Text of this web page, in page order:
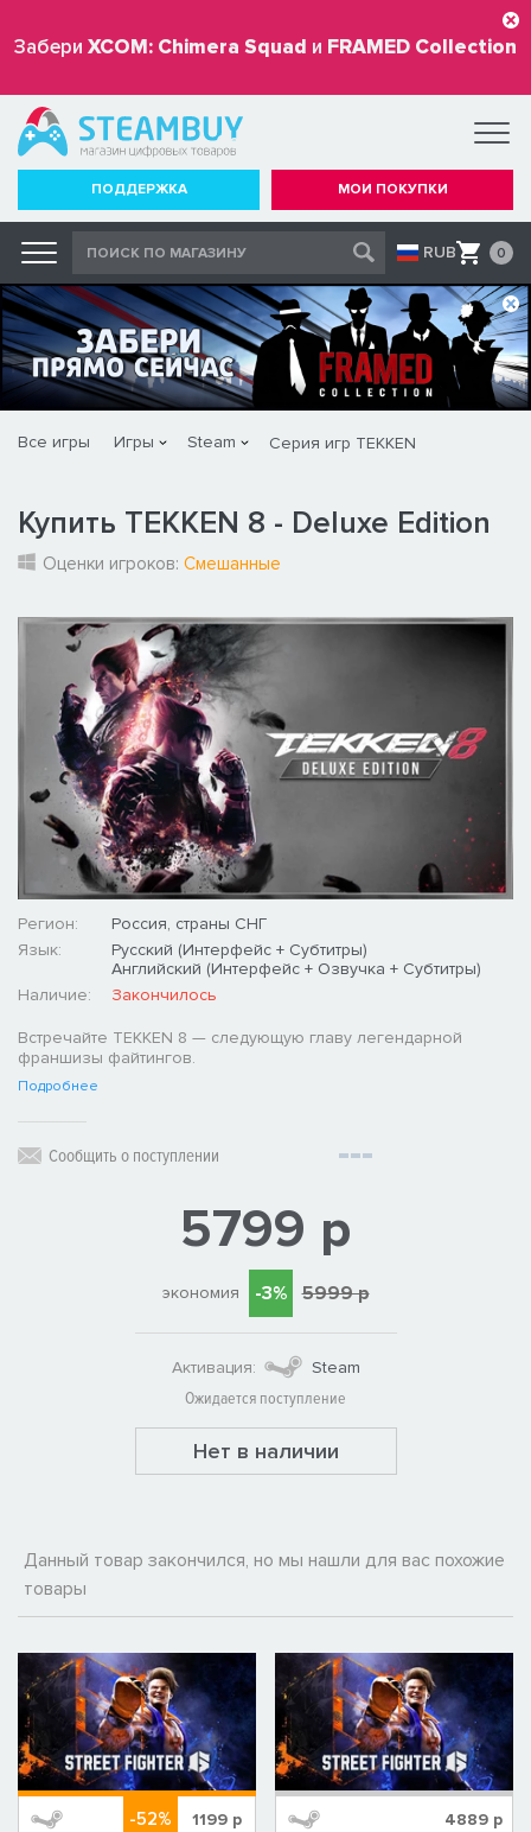
Забери XCOM: Chimera Squad и FRAMED Collection
бесплатно
ПОДДЕРЖКА МОИ ПОКУПКИ
RUB 0
Все игры Игры Steam Серия игр TEKKEN
Купить TEKKEN 8 - Deluxe Edition
Оценки игроков: Смешанные
Регион:
Россия, страны СНГ
Язык:
Русский (Интерфейс + Субтитры)
Английский (Интерфейс + Озвучка + Субтитры)
Наличие:
Закончилось
Встречайте TEKKEN 8 — следующую главу легендарной
франшизы файтингов.
Подробнее
Сообщить о поступлении
5799 р
экономия -3% 5999 р
Активация:
Steam
Ожидается поступление
Нет в наличии
Данный товар закончился, но мы нашли для вас похожие
товары
-52% 1199р 4889 р